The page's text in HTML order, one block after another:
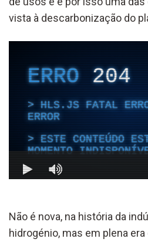
vista à descarbonização do
Não é nova, na história da
hidrogénio, mas em plena